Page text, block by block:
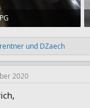
Aufrufe: 175
und DZaech
2020